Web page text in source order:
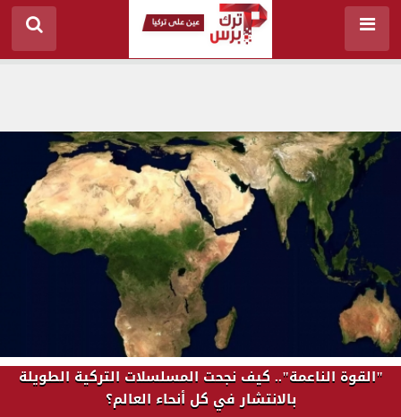
"القوة الناعمة".. كيف نجحت المسلسلات التركية الطويلة
بالانتشار في كل أنحاء العالم؟